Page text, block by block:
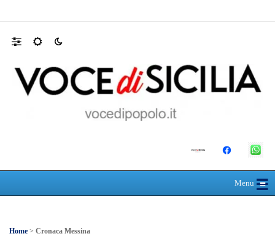
Menu≡
☰
Home > Cronaca Messina